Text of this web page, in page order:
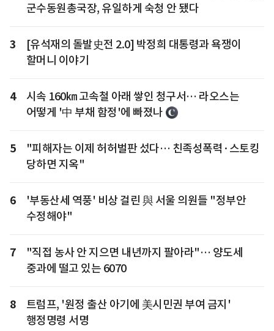
군수동원총국장, 유일하게 숙청 안 됐다
3
[유석재의 돌발史전 2.0] 박정희 대통령과 욕쟁이
할머니 이야기
4
시속 160㎞ 고속철 아래 쌓인 청구서… 라오스는
어떻게 '中 부채 함정'에 빠졌나
5
"피해자는 이제 허허벌판 섰다… 친족성폭력·스토킹
당하면 지옥"
6
'부동산세 역풍' 비상 걸린 與 서울 의원들 "정부안
수정해야"
7
"직접 농사 안 지으면 내년까지 팔아라"… 양도세
중과에 떨고 있는 6070
8
트럼프, '원정 출산 아기에 美시민권 부여 금지'
행정명령 서명